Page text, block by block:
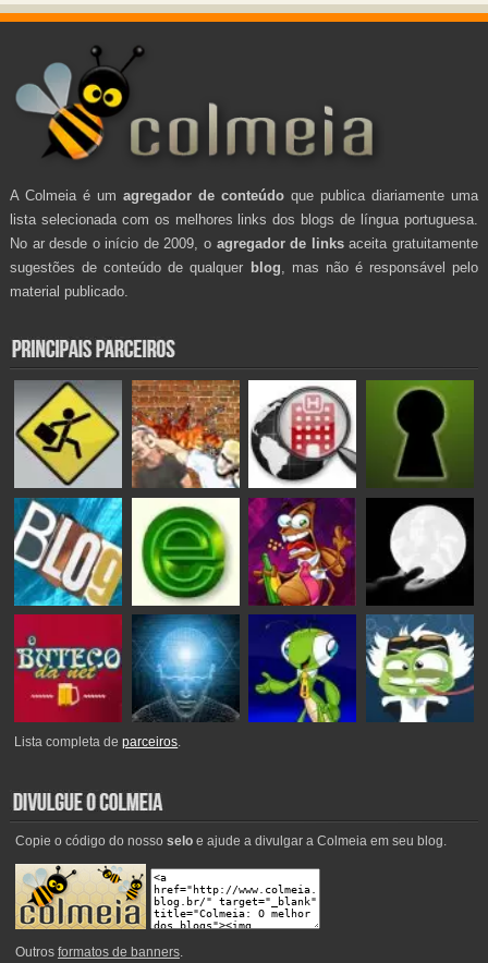
A Colmeia é um agregador de conteúdo que publica diariamente uma
lista selecionada com os melhores links dos blogs de língua portuguesa.
No ar desde o início de 2009, o agregador de linksaceita gratuitamente
sugestões de conteúdo de qualquer blog , mas não é responsável pelo
material publicado.
Lista completa deparceiros.
Copie o código do nosso seloe ajude a divulgar a Colmeia em seu blog.
Outros formatos de banners.